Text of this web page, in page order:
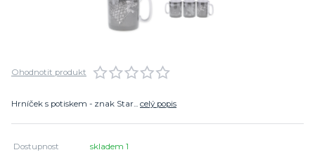
Ohodnotit produkt
Hrníček s potiskem - znak Star... celý popis
Dostupnost skladem 1